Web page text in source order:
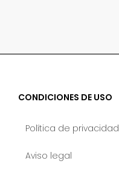
CONDICIONES DE USO
Política de privacidad
Aviso legal